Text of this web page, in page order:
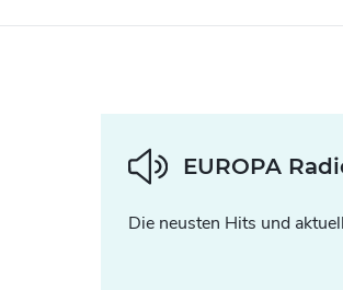
EUROPA
Die neusten Hits und